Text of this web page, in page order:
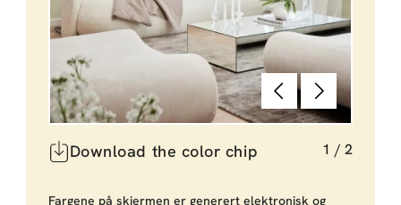
TilbakeNeste
Download the color chip 1 / 2
Fargene på skjermen er generert elektronisk og